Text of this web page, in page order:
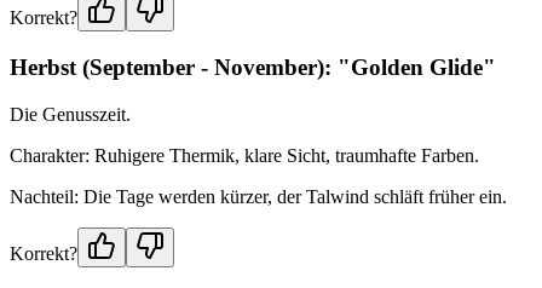
Korrekt?
Herbst (September - November): "Golden Glide"
Die Genusszeit.
Charakter: Ruhigere Thermik, klare Sicht, traumhafte Farben.
Nachteil: Die Tage werden kürzer, der Talwind schläft früher ein.
Korrekt?